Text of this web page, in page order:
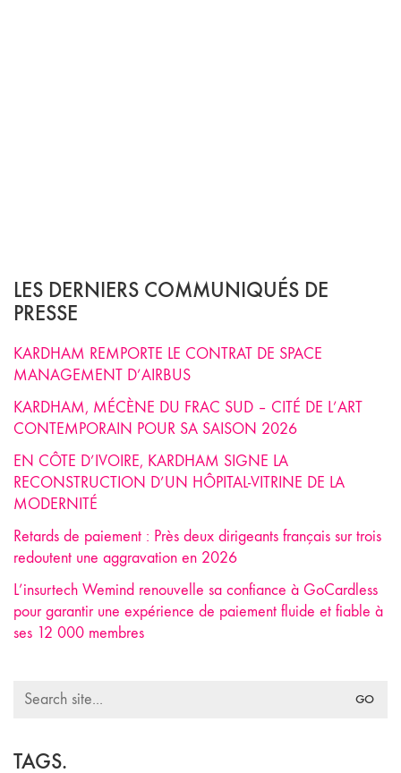
LES DERNIERS COMMUNIQUÉS DE
PRESSE
KARDHAM REMPORTE LE CONTRAT DE SPACE
MANAGEMENT D’AIRBUS
KARDHAM, MÉCÈNE DU FRAC SUD – CITÉ DE L’ART
CONTEMPORAIN POUR SA SAISON 2026
EN CÔTE D’IVOIRE, KARDHAM SIGNE LA
RECONSTRUCTION D’UN HÔPITAL-VITRINE DE LA
MODERNITÉ
Retards de paiement : Près deux dirigeants français sur trois
redoutent une aggravation en 2026
L’insurtech Wemind renouvelle sa confiance à GoCardless
pour garantir une expérience de paiement fluide et fiable à
ses 12 000 membres
Search
TAGS.